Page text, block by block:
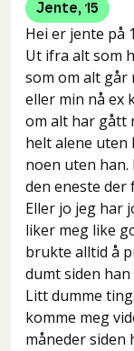
Jente, 15
Hei er jente på
Ut ifra alt som
som om alt går
eller min nå ex
om alt har gått
helt alene uten
noen uten han.
den eneste der
Eller jo jeg har
liker meg like
brukte alltid å
dumt siden
Litt dumme
komme meg
måneder siden